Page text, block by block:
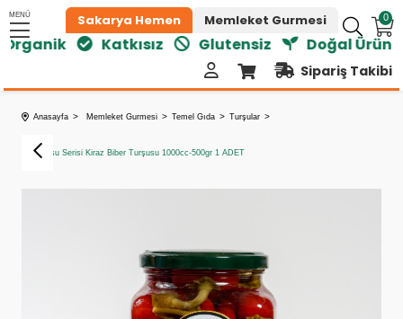
0
MENÜ Sakarya Hemen Memleket Gurmesi
Katkısız Glutensiz Doğal Ürünler
Sipariş Takibi
Anasayfa Memleket Gurmesi Temel Gıda Turşular
Vafi Turşu Serisi Kiraz Biber Turşusu 1000cc-500gr 1 ADET